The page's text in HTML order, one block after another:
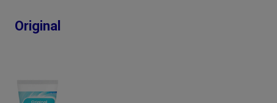
Original